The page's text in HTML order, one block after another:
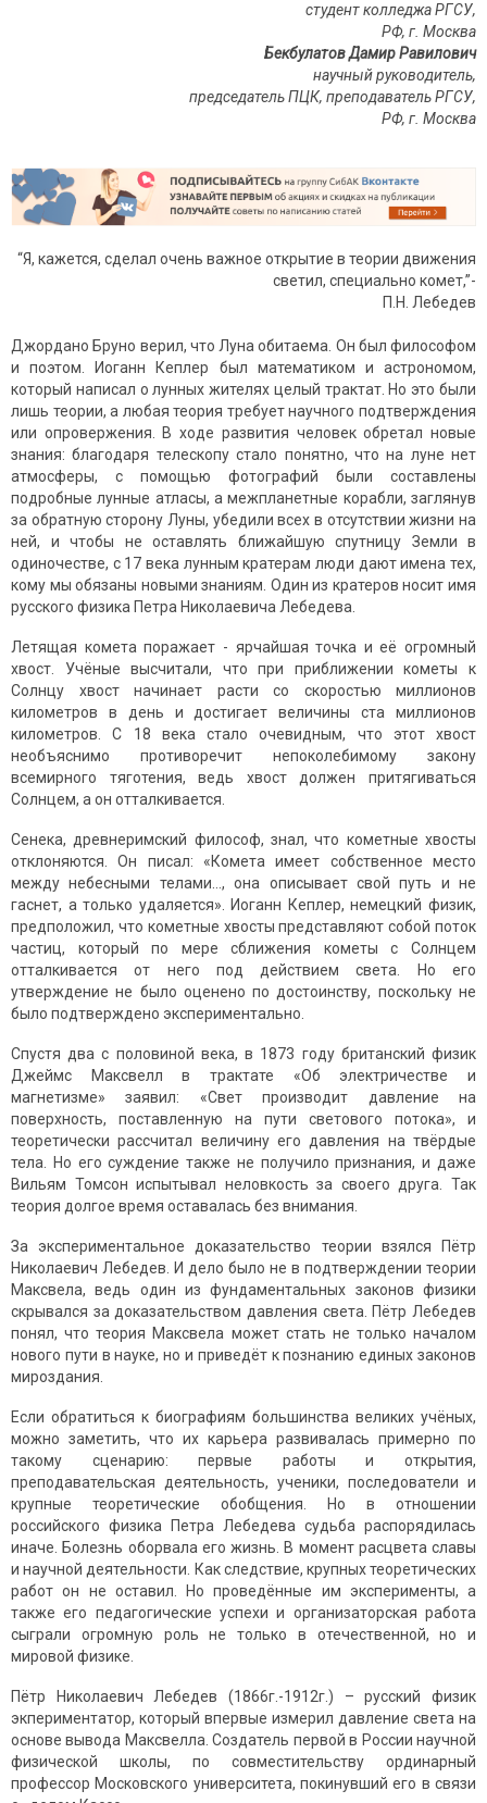
студент колледжа РГСУ,
РФ, г. Москва
Бекбулатов Дамир Равилович
научный руководитель,
председатель ПЦК, преподаватель РГСУ,
РФ, г. Москва
“Я, кажется, сделал очень важное открытие в теории движения
светил, специально комет,”-
П.Н. Лебедев
Джордано Бруно верил, что Луна обитаема. Он был философом
и поэтом. Иоганн Кеплер был математиком и астрономом,
который написал о лунных жителях целый трактат. Но это были
лишь теории, а любая теория требует научного подтверждения
или опровержения. В ходе развития человек обретал новые
знания: благодаря телескопу стало понятно, что на луне нет
атмосферы, с помощью фотографий были составлены
подробные лунные атласы, а межпланетные корабли, заглянув
за обратную сторону Луны, убедили всех в отсутствии жизни на
ней, и чтобы не оставлять ближайшую спутницу Земли в
одиночестве, с 17 века лунным кратерам люди дают имена тех,
кому мы обязаны новыми знаниям. Один из кратеров носит имя
русского физика Петра Николаевича Лебедева.
Летящая комета поражает - ярчайшая точка и её огромный
хвост. Учёные высчитали, что при приближении кометы к
Солнцу хвост начинает расти со скоростью миллионов
километров в день и достигает величины ста миллионов
километров. С 18 века стало очевидным, что этот хвост
необъяснимо противоречит непоколебимому закону
всемирного тяготения, ведь хвост должен притягиваться
Солнцем, а он отталкивается.
Сенека, древнеримский философ, знал, что кометные хвосты
отклоняются. Он писал: «Комета имеет собственное место
между небесными телами…, она описывает свой путь и не
гаснет, а только удаляется». Иоганн Кеплер, немецкий физик,
предположил, что кометные хвосты представляют собой поток
частиц, который по мере сближения кометы с Солнцем
отталкивается от него под действием света. Но его
утверждение не было оценено по достоинству, поскольку не
было подтверждено экспериментально.
Спустя два с половиной века, в 1873 году британский физик
Джеймс Максвелл в трактате «Об электричестве и
магнетизме» заявил: «Свет производит давление на
поверхность, поставленную на пути светового потока», и
теоретически рассчитал величину его давления на твёрдые
тела. Но его суждение также не получило признания, и даже
Вильям Томсон испытывал неловкость за своего друга. Так
теория долгое время оставалась без внимания.
За экспериментальное доказательство теории взялся Пётр
Николаевич Лебедев. И дело было не в подтверждении теории
Максвела, ведь один из фундаментальных законов физики
скрывался за доказательством давления света. Пётр Лебедев
понял, что теория Максвела может стать не только началом
нового пути в науке, но и приведёт к познанию единых законов
мироздания.
Если обратиться к биографиям большинства великих учёных,
можно заметить, что их карьера развивалась примерно по
такому сценарию: первые работы и открытия,
преподавательская деятельность, ученики, последователи и
крупные теоретические обобщения. Но в отношении
российского физика Петра Лебедева судьба распорядилась
иначе. Болезнь оборвала его жизнь. В момент расцвета славы
и научной деятельности. Как следствие, крупных теоретических
работ он не оставил. Но проведённые им эксперименты, а
также его педагогические успехи и организаторская работа
сыграли огромную роль не только в отечественной, но и
мировой физике.
Пётр Николаевич Лебедев (1866г.-1912г.) – русский физик
экпериментатор, который впервые измерил давление света на
основе вывода Максвелла. Создатель первой в России научной
физической школы, по совместительству ординарный
профессор Московского университета, покинувший его в связи